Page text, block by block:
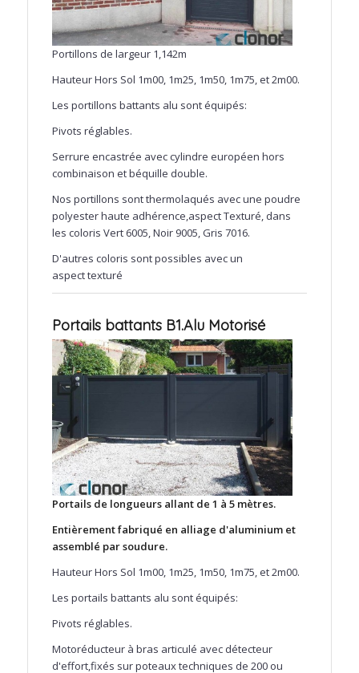
Portillons de largeur 1,142m
Hauteur Hors Sol 1m00, 1m25, 1m50, 1m75, et 2m00.
Les portillons battants alu sont équipés:
Pivots réglables.
Serrure encastrée avec cylindre européen hors
combinaison et béquille double.
Nos portillons sont thermolaqués avec une poudre
polyester haute adhérence,aspect Texturé, dans
les coloris Vert 6005, Noir 9005, Gris 7016.
D'autres coloris sont possibles avec un
aspect texturé
Portails battants B1.Alu Motorisé
Portails de longueurs allant de 1 à 5 mètres.
Entièrement fabriqué en alliage d'aluminium et
assemblé par soudure.
Hauteur Hors Sol 1m00, 1m25, 1m50, 1m75, et 2m00.
Les portails battants alu sont équipés:
Pivots réglables.
Motoréducteur à bras articulé avec détecteur
d'effort,fixés sur poteaux techniques de 200 ou